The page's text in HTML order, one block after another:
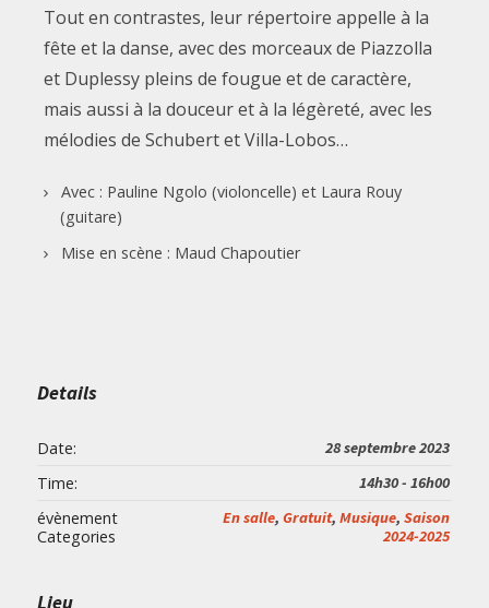
Tout en contrastes, leur répertoire appelle à la
fête et la danse, avec des morceaux de Piazzolla
et Duplessy pleins de fougue et de caractère,
mais aussi à la douceur et à la légèreté, avec les
mélodies de Schubert et Villa-Lobos…
Avec : Pauline Ngolo (violoncelle) et Laura Rouy
(guitare)
Mise en scène : Maud Chapoutier
Details
Date: 28 septembre 2023
Time: 14h30 - 16h00
évènement
Categories
En salle, Gratuit, Musique, Saison
2024-2025
Lieu